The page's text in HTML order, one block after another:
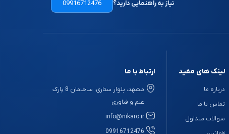
نیاز به راهنمایی دارید؟ 09916712476
لینک های مفید
درباره ما
تماس با ما
سوالات متداول
ارتباط با ما
مشهد، بلوار ستاری، ساختمان 8 پارک
علم و فناوری
info@nikaro.ir
09916712476